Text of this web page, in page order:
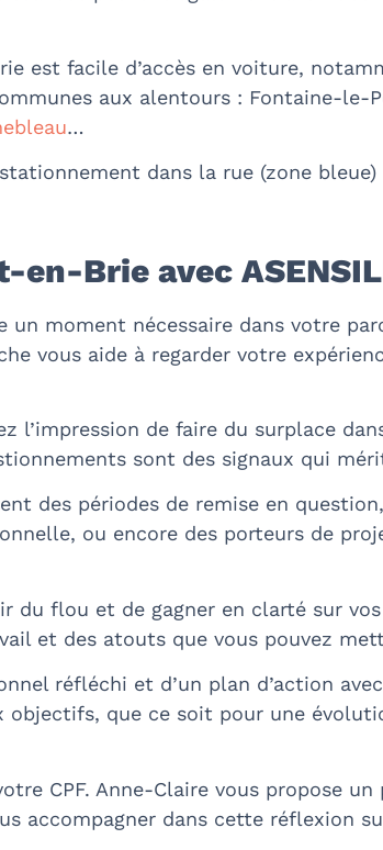
est facile d’accès en voiture,
aux alentours : Fontaine-le-
…
dans la rue (zone
Brie avec
moment nécessaire dans votre
vous aide à regarder votre
l’impression de faire du surplace
sont des signaux qui
des périodes de remise en
ou encore des porteurs de
flou et de gagner en clarté sur
et des atouts que vous pouvez
réfléchi et d’un plan d’action
objectifs, que ce soit pour une
CPF. Anne-Claire vous propose
accompagner dans cette réflexion